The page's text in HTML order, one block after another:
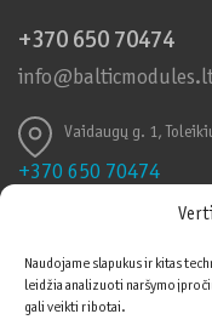
Naudojame slapukus ir kitas
leidžia analizuoti naršymo
gali veikti ribotai.
+370 650 70474
Vaidaugų g. 1,
+370 650 70474
info@balticmodules.lt
Vadybos sistemos
Informuojame, kad
slapukai (angl.